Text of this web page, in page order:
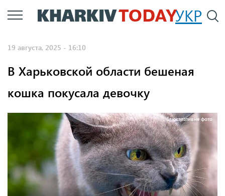
Перейти
к
УКР
19 августа, 2025 - 16:10
В Харьковской области бешеная
кошка покусала девочку
Ілюстративне фото